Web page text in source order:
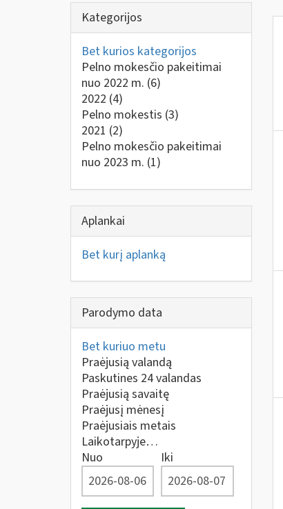
Kategorijos
Bet kurios kategorijos
Pelno mokesčio pakeitimai
nuo 2022 m. (6)
2022 (4)
Pelno mokestis (3)
2021 (2)
Pelno mokesčio pakeitimai
nuo 2023 m. (1)
Aplankai
Bet kurį aplanką
Parodymo data
Bet kuriuo metu
Praėjusią valandą
Paskutines 24 valandas
Praėjusią savaitę
Praėjusį mėnesį
Praėjusiais metais
Laikotarpyje…
Nuo
Iki